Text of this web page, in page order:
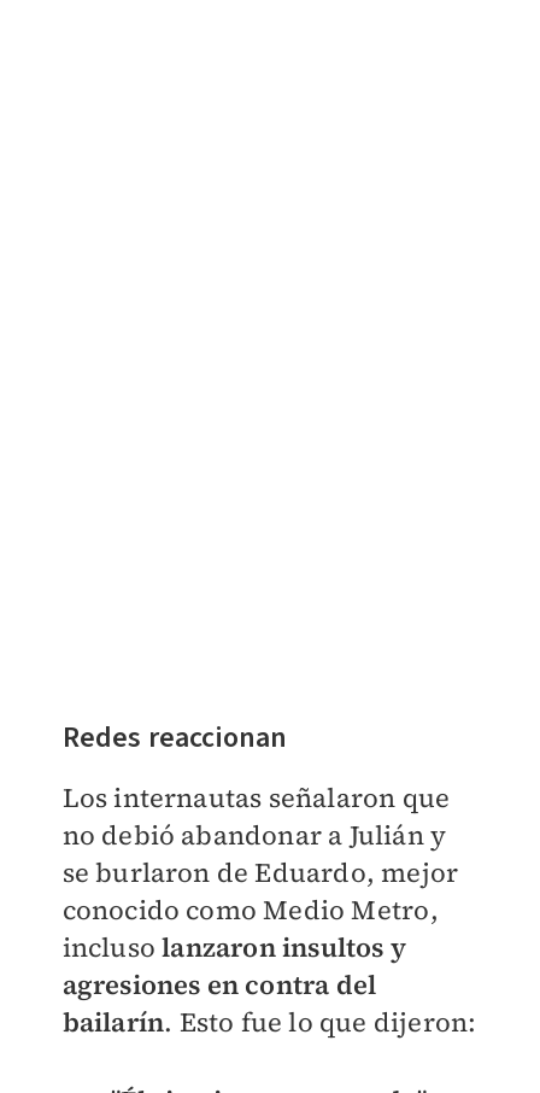
Redes reaccionan
Los internautas señalaron que
no debió abandonar a Julián y
se burlaron de Eduardo, mejor
conocido como Medio Metro,
inclusolanzaron insultos y
agresiones en contra del
bailarín. Esto fue lo que dijeron: